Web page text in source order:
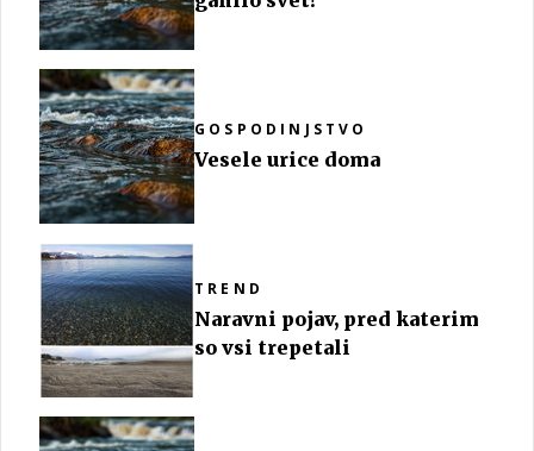
GOSPODINJSTVO
Vesele urice doma
TREND
Naravni pojav, pred katerim
so vsi trepetali